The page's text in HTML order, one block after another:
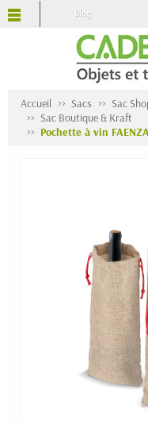
Blog
Accueil Sacs
Sac
Sac Boutique & Kraft
Pochette à vin